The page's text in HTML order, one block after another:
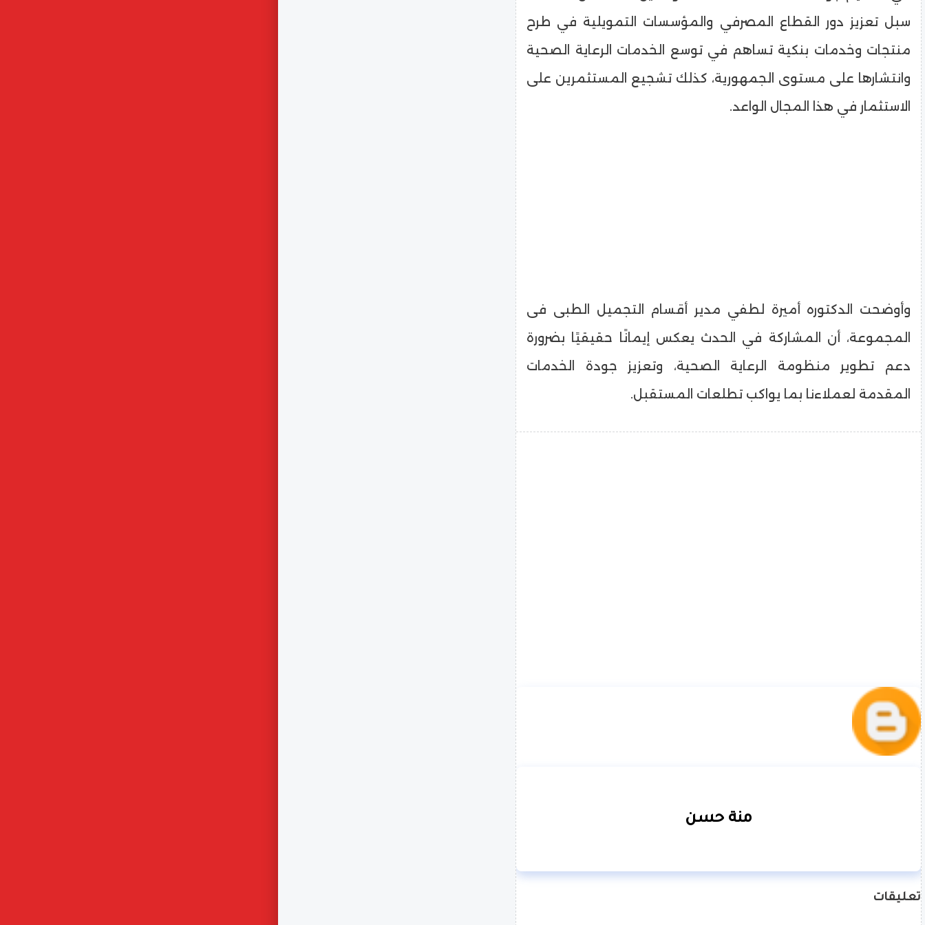
سبل تعزيز دور القطاع المصرفي والمؤسسات التمويلية في طرح
منتجات وخدمات بنكية تساهم في توسع الخدمات الرعاية الصحية
وانتشارها على مستوى الجمهورية، كذلك تشجيع المستثمرين على
الاستثمار في هذا المجال الواعد.
وأوضحت الدكتوره أميرة لطفي مدير أقسام التجميل الطبى فى
المجموعة، أن المشاركة في الحدث يعكس إيمانًا حقيقيًا بضرورة
دعم تطوير منظومة الرعاية الصحية، وتعزيز جودة الخدمات
المقدمة لعملاءنا بما يواكب تطلعات المستقبل.
منة حسن
تعليقات